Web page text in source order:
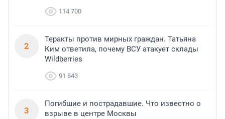
114 700
2
Теракты против мирных граждан. Татьяна
Ким ответила, почему ВСУ атакует склады
Wildberries
91 843
3
Погибшие и пострадавшие. Что известно о
взрыве в центре Москвы